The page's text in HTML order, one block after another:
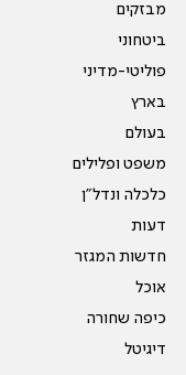
מבזקים
ביטחוני
פוליטי-מדיני
בארץ
בעולם
משפט ופלילים
כלכלה ונדל"ן
דעות
חדשות המגזר
אוכל
כיפה שחורה
דיגיטל